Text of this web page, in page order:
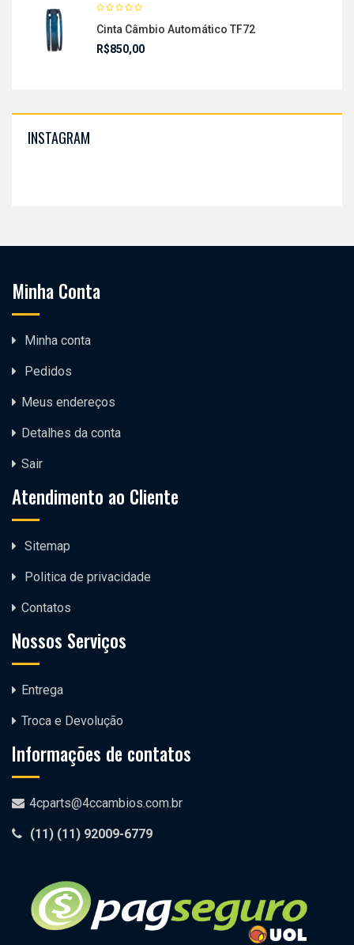
Cinta Câmbio Automático TF72
R$850,00
INSTAGRAM
Minha Conta
Minha conta
Pedidos
Meus endereços
Detalhes da conta
Sair
Atendimento ao Cliente
Sitemap
Politica de privacidade
Contatos
Nossos Serviços
Entrega
Troca e Devolução
Informações de contatos
4cparts@4ccambios.com.br
(11) (11) 92009-6779